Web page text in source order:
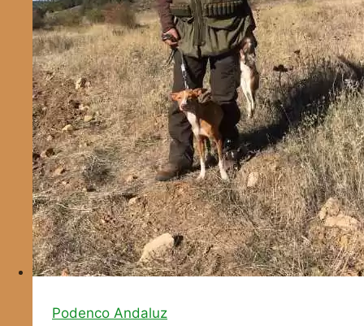
Podenco Andaluz